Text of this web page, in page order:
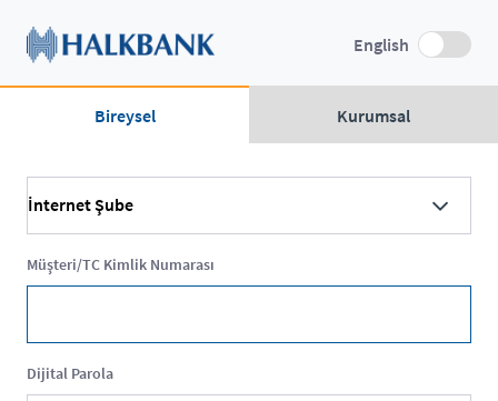
English
Bireysel Kurumsal
İnternet Şube
Müşteri/TC Kimlik Numarası
Dijital Parola